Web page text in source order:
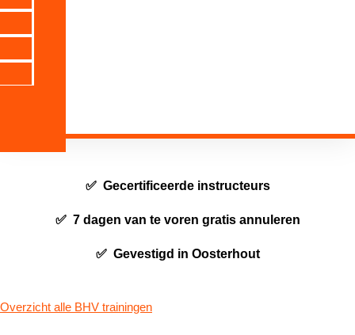
✅ Gecertificeerde instructeurs
✅ 7 dagen van te voren gratis annuleren
✅ Gevestigd in Oosterhout
Overzicht alle BHV trainingen